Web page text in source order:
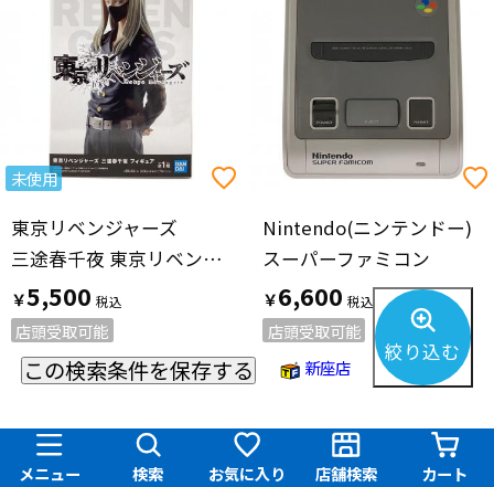
メニュー 検索 お気に入り 店舗検索 カート
未使用
東京リベンジャーズ
三途春千夜 東京リベンジャーズ フィギュア
￥5,500
店頭受取可能
新座店
Nintendo(ニンテンドー)
スーパーファミコン
￥6,600
店頭受取可能
新座店
この検索条件を保存する
絞り込む